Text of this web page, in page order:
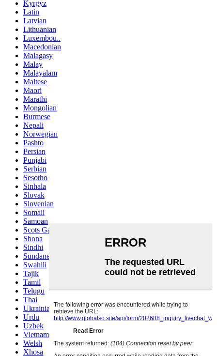
Kyrgyz
Latin
Latvian
Lithuanian
Luxembou..
Macedonian
Malagasy
Malay
Malayalam
Maltese
Maori
Marathi
Mongolian
Burmese
Nepali
Norwegian
Pashto
Persian
Punjabi
Serbian
Sesotho
Sinhala
Slovak
Slovenian
Somali
Samoan
Scots Gaelic
Shona
Sindhi
Sundanese
Swahili
Tajik
Tamil
Telugu
Thai
Ukrainian
Urdu
Uzbek
Vietnamese
Welsh
Xhosa